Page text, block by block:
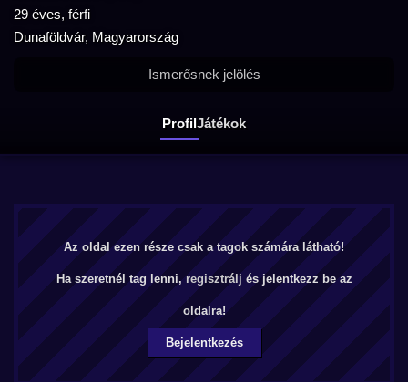
29 éves, férfi
Dunaföldvár, Magyarország
ProfilJátékok
Ismerősnek jelölés
Az oldal ezen része csak a tagok számára látható!
Ha szeretnél tag lenni, regisztrálj és jelentkezz be az
oldalra!
Bejelentkezés